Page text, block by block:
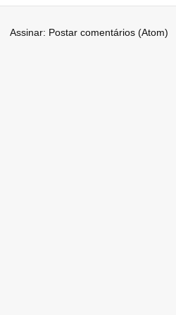
Assinar: Postar comentários (Atom)